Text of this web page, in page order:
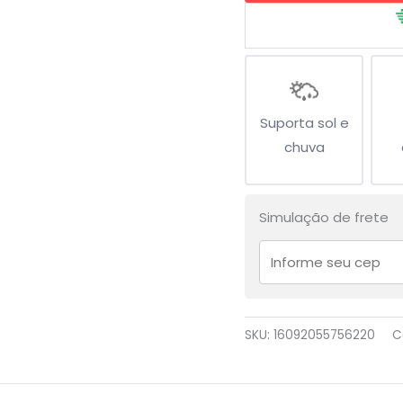
de
quantidade
Suporta sol e
chuva
Simulação de frete
SKU: 16092055756220